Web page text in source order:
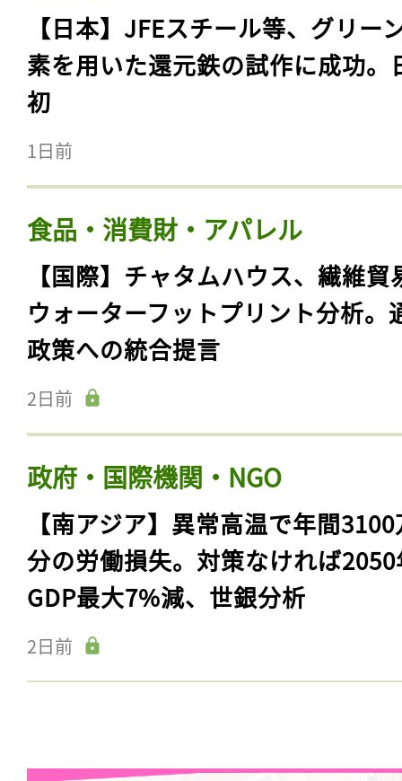
【日本】JFEスチール等、グリー
素を用いた還元鉄の試作に成功。
初
1日前
食品・消費財・アパレル
【国際】チャタムハウス、繊維貿
ウォーターフットプリント分析。
政策への統合提言
2日前
政府・国際機関・NGO
【南アジア】異常高温で年間
分の労働損失。対策なければ
GDP最大7%減、世銀分析
2日前